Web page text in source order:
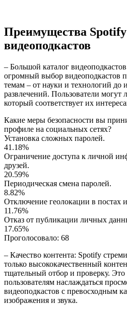
Преимущества
видеоподкастов
– Большой каталог
огромный выбор видеоподкастов
темам – от науки и технологий до
развлечений. Пользователи могут
который соответствует их
Какие меры безопасности вы
профиле на социальных сетях?
Установка сложных паролей.
41.18%
Ограничение доступа к личной
друзей.
20.59%
Периодическая смена паролей.
8.82%
Отключение геолокации в постах
11.76%
Отказ от публикации личных
17.65%
Проголосовало: 68
– Качество контента: Spotify
только высококачественный
тщательный отбор и проверку. Это
пользователям наслаждаться
видеоподкастов с превосходным
изображения и звука.